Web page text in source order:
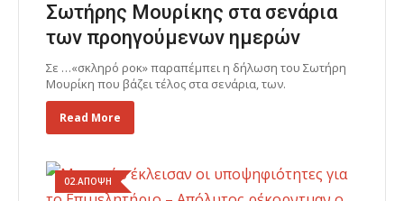
Σωτήρης Μουρίκης στα σενάρια
των προηγούμενων ημερών
Σε …«σκληρό ροκ» παραπέμπει η δήλωση του Σωτήρη
Μουρίκη που βάζει τέλος στα σενάρια, των.
Read More
02.ΑΠΟΨΗ